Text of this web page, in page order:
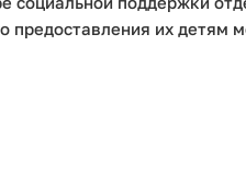
предоставления их детям